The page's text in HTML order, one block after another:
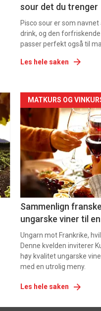
sour det du trenger
Pisco sour er som
drink, og den
passer perfekt også til
Les hele saken
Forsiden
akkurat
nå
-
5
MATKURS OG
Sammenlign
ungarske viner til
Ungarn mot Frankrike,
Denne kvelden inviterer
høy kvalitet ungarske
med en utrolig meny.
Les hele saken